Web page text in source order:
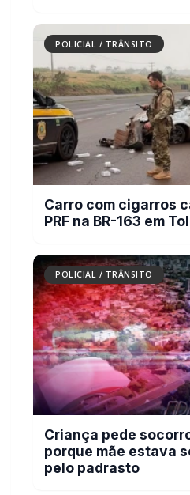
POLICIAL / TRÂNSITO
Carro com cigarros
PRF na BR-163 em
POLICIAL / TRÂNSITO
Criança pede
porque mãe estava
pelo padrasto